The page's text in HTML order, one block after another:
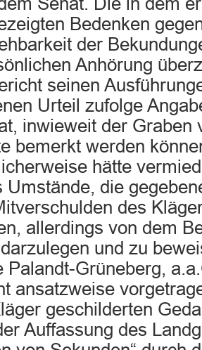
Bedenken
der
Anhörung
seinen
Urteil zufolge
inwieweit der Graben
bemerkt werden
hätte
Umstände, die
des
allerdings von dem
und zu
Palandt-Grüneberg,
ansatzweise
geschilderten
Auffassung des